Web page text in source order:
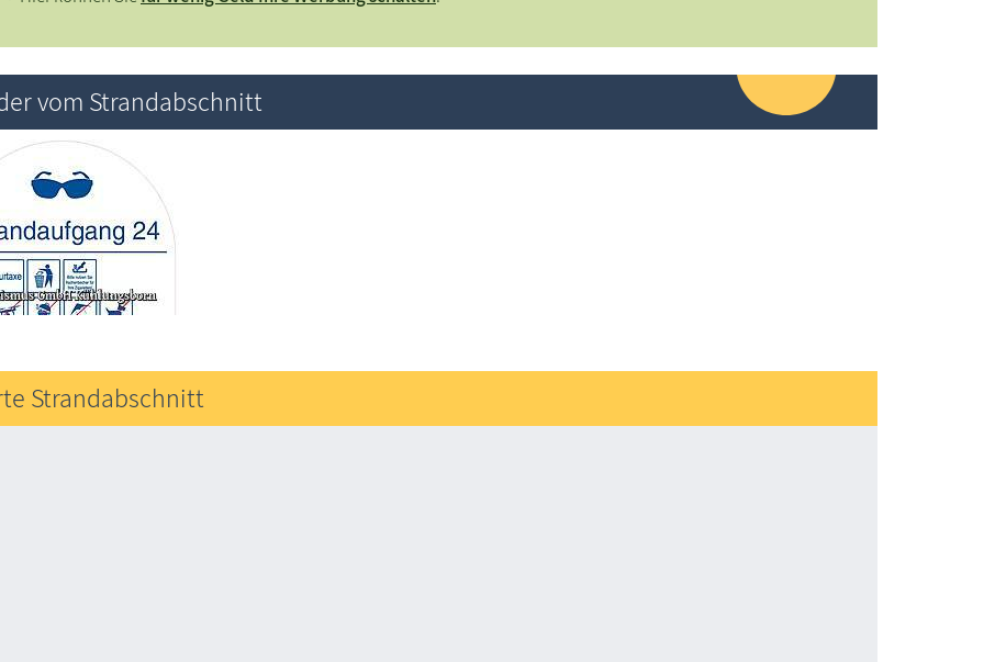
vom Strandabschnitt
Strandabschnitt